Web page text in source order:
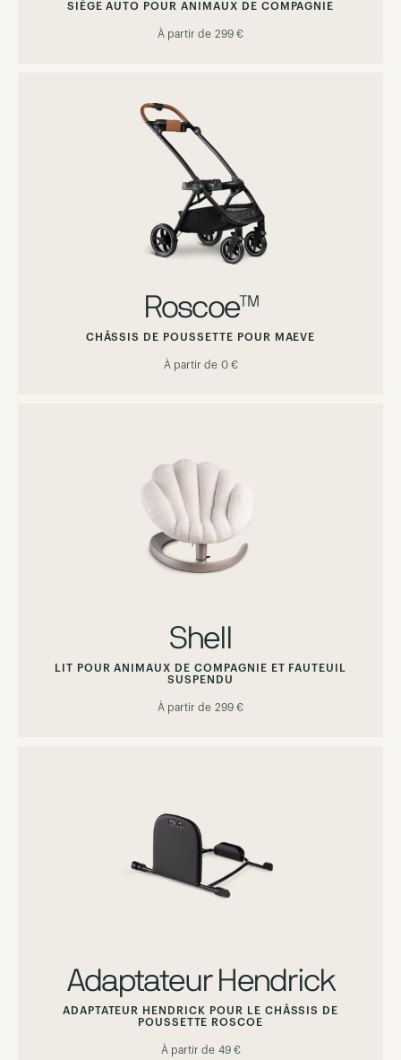
SIÈGE AUTO POUR ANIMAUX DE COMPAGNIE
À partir de 299 €
Roscoe™
CHÂSSIS DE POUSSETTE POUR MAEVE
À partir de 0 €
Shell
LIT POUR ANIMAUX DE COMPAGNIE ET FAUTEUIL
SUSPENDU
À partir de 299 €
Adaptateur Hendrick
ADAPTATEUR HENDRICK POUR LE CHÂSSIS DE
POUSSETTE ROSCOE
À partir de 49 €